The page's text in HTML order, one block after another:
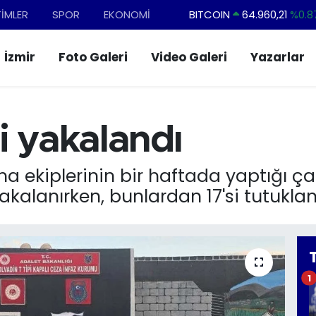
SPOR EKONOMİ BITCOIN 64.960,21
EURO
55,2510
İzmir Foto Galeri Video Galeri Yazarlar
yakalandı
ekiplerinin bir haftada yaptığı
bunlardan 17'si
1